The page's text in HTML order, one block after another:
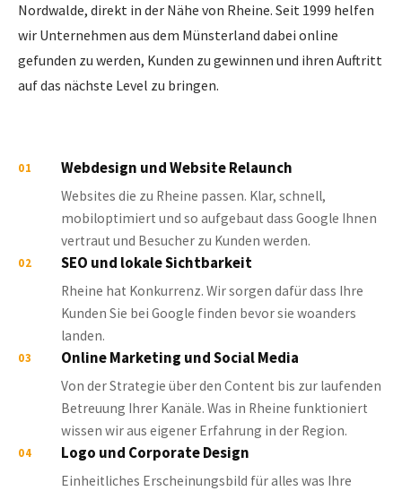
Nordwalde, direkt in der Nähe von Rheine. Seit 1999 helfen
wir Unternehmen aus dem Münsterland dabei online
gefunden zu werden, Kunden zu gewinnen und ihren Auftritt
auf das nächste Level zu bringen.
01 Webdesign und Website Relaunch
Websites die zu Rheine passen. Klar, schnell,
mobiloptimiert und so aufgebaut dass Google Ihnen
vertraut und Besucher zu Kunden werden.
02 SEO und lokale Sichtbarkeit
Rheine hat Konkurrenz. Wir sorgen dafür dass Ihre
Kunden Sie bei Google finden bevor sie woanders
landen.
03 Online Marketing und Social Media
Von der Strategie über den Content bis zur laufenden
Betreuung Ihrer Kanäle. Was in Rheine funktioniert
wissen wir aus eigener Erfahrung in der Region.
04 Logo und Corporate Design
Einheitliches Erscheinungsbild für alles was Ihre